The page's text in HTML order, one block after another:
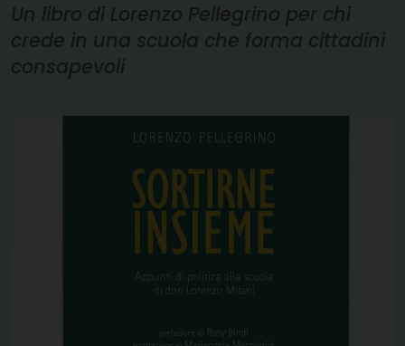
Un libro di Lorenzo Pellegrino per chi
crede in una scuola che forma cittadini
consapevoli